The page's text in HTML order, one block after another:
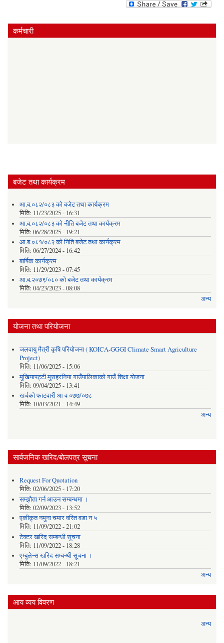
कर्मचारी
बजेट तथा कार्यक्रम
आ.ब.०८२/०८३ को बजेट तथा कार्यक्रम
मिति: 11/23/2025 - 16:31
आ.ब.०८२/०८३ को नीति बजेट तथा कार्यक्रम
मिति: 06/28/2025 - 19:21
आ.ब.०८१/०८२ को निति बजेट तथा कार्यक्रम
मिति: 06/27/2024 - 16:42
बार्षिक कार्यक्रम
मिति: 11/29/2023 - 07:45
आ.ब.२०७९/०८० को बजेट तथा कार्यक्रम
मिति: 04/23/2023 - 08:08
अन्य
योजना तथा परियोजना
जलवायु मैत्री कृषि परियोजना ( KOICA-GGGI Climate Smart Agriculture
Project)
मिति: 11/06/2025 - 15:06
मुखियापट्टी मुसहरनिया गाउँपालिकाको गाउँ शिक्षा योजना
मिति: 09/04/2025 - 13:41
खर्चकाे फाटवारी आ व ०७७/०७८
मिति: 10/03/2021 - 14:49
अन्य
सार्वजनिक खरिद/बोलपत्र सूचना
Request For Quotation
मिति: 02/06/2025 - 17:20
सम्झौता गर्न आउन सम्बन्धमा ।
मिति: 02/09/2023 - 13:52
एकीकृत नमुना चमार वस्ति वडा न ५
मिति: 11/09/2022 - 21:02
टेक्टर खरिद सम्बन्धी सूचना
मिति: 11/09/2022 - 18:28
एम्बुलेन्स खरिद सम्बन्धी सूचना ।
मिति: 11/09/2022 - 18:21
अन्य
आय व्यय विवरण
अन्य